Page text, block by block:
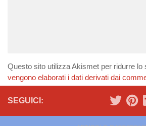
Questo sito utilizza Akismet per ridurre lo
vengono elaborati i dati derivati dai
SEGUICI: